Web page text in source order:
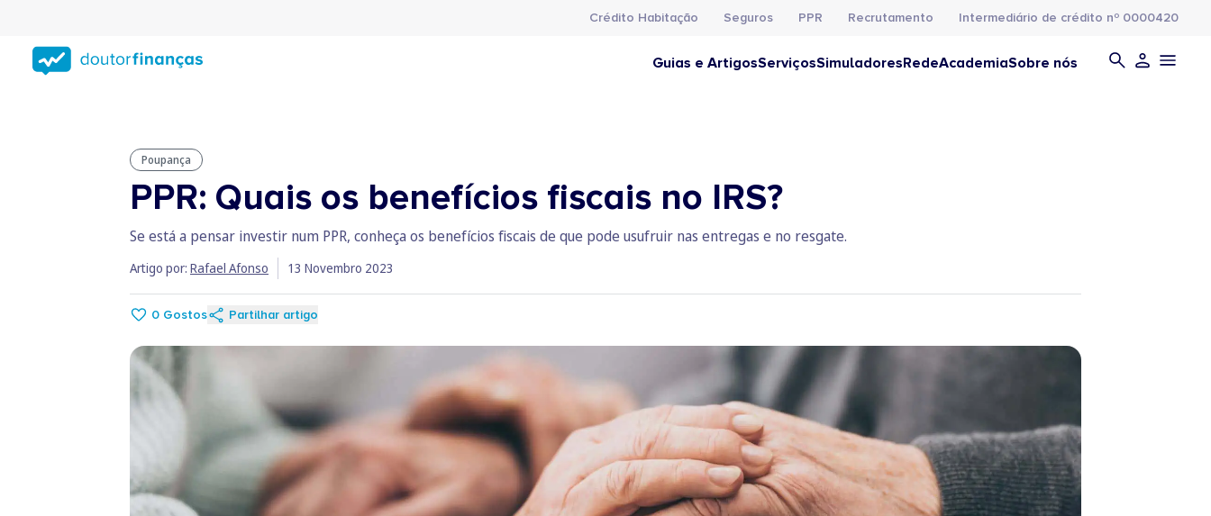
conteúdo
principal
Crédito Habitação Seguros PPR Recrutamento Intermediário de crédito nº 0000420
Guias e ArtigosServiçosSimuladoresRedeAcademiaSobre nós
Poupança
PPR: Quais os benefícios fiscais no IRS?
Se está a pensar investir num PPR, conheça os benefícios fiscais de que pode usufruir nas entregas e no resgate.
Artigo por: Rafael Afonso 13 Novembro 2023
0 Gostos Partilhar artigo